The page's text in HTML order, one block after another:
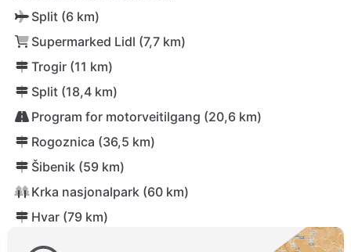
Split (6 km)
Supermarked Lidl (7,7 km)
Trogir (11 km)
Split (18,4 km)
Program for motorveitilgang (20,6 km)
Rogoznica (36,5 km)
Šibenik (59 km)
Krka nasjonalpark (60 km)
Hvar (79 km)